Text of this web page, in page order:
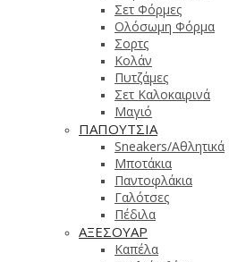
Σετ Φόρμες
Ολόσωμη Φόρμα
Σορτς
Κολάν
Πυτζάμες
Σετ Καλοκαιρινά
Μαγιό
ΠΑΠΟΥΤΣΙΑ
Sneakers/Αθλητικά
Μποτάκια
Παντοφλάκια
Γαλότσες
Πέδιλα
ΑΞΕΣΟΥΑΡ
Καπέλα